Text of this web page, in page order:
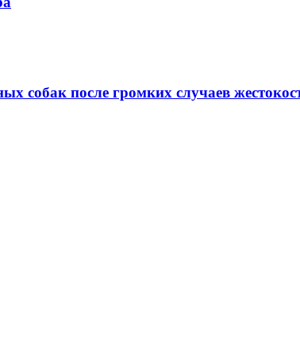
собак после громких случаев